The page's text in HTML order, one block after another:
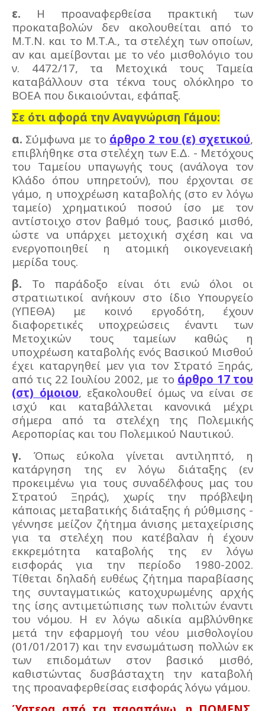
ε. Η προαναφερθείσα πρακτική των
προκαταβολών δεν ακολουθείται από το
Μ.Τ.Ν. και το Μ.Τ.Α., τα στελέχη των οποίων,
αν και αμείβονται με το νέο μισθολόγιο του
ν. 4472/17, τα Μετοχικά τους Ταμεία
καταβάλλουν στα τέκνα τους ολόκληρο το
ΒΟΕΑ που δικαιούνται, εφάπαξ.
Σε ότι αφορά την Αναγνώριση Γάμου:
α. Σύμφωνα με το άρθρο 2 του (ε) σχετικού,
επιβλήθηκε στα στελέχη των Ε.Δ. - Μετόχους
του Ταμείου υπαγωγής τους (ανάλογα τον
Κλάδο όπου υπηρετούν), που έρχονται σε
γάμο, η υποχρέωση καταβολής (στο εν λόγω
ταμείο) χρηματικού ποσού ίσο με τον
αντίστοιχο στον βαθμό τους, βασικό μισθό,
ώστε να υπάρχει μετοχική σχέση και να
ενεργοποιηθεί η ατομική οικογενειακή
μερίδα τους.
β. Το παράδοξο είναι ότι ενώ όλοι οι
στρατιωτικοί ανήκουν στο ίδιο Υπουργείο
(ΥΠΕΘΑ) με κοινό εργοδότη, έχουν
διαφορετικές υποχρεώσεις έναντι των
Μετοχικών τους ταμείων καθώς η
υποχρέωση καταβολής ενός Βασικού Μισθού
έχει καταργηθεί μεν για τον Στρατό Ξηράς,
από τις 22 Ιουλίου 2002, με το άρθρο 17 του
(στ) όμοιου, εξακολουθεί όμως να είναι σε
ισχύ και καταβάλλεται κανονικά μέχρι
σήμερα από τα στελέχη της Πολεμικής
Αεροπορίας και του Πολεμικού Ναυτικού.
γ. Όπως εύκολα γίνεται αντιληπτό, η
κατάργηση της εν λόγω διάταξης (εν
προκειμένω για τους συναδέλφους μας του
Στρατού Ξηράς), χωρίς την πρόβλεψη
κάποιας μεταβατικής διάταξης ή ρύθμισης -
γέννησε μείζον ζήτημα άνισης μεταχείρισης
για τα στελέχη που κατέβαλαν ή έχουν
εκκρεμότητα καταβολής της εν λόγω
εισφοράς για την περίοδο 1980-2002.
Τίθεται δηλαδή ευθέως ζήτημα παραβίασης
της συνταγματικώς κατοχυρωμένης αρχής
της ίσης αντιμετώπισης των πολιτών έναντι
του νόμου. Η εν λόγω αδικία αμβλύνθηκε
μετά την εφαρμογή του νέου μισθολογίου
(01/01/2017) και την ενσωμάτωση πολλών εκ
των επιδομάτων στον βασικό μισθό,
καθιστώντας δυσβάσταχτη την καταβολή
της προαναφερθείσας εισφοράς λόγω γάμου.